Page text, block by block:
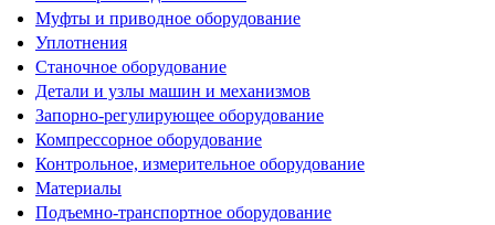
Муфты и приводное оборудование
Уплотнения
Станочное оборудование
Детали и узлы машин и механизмов
Запорно-регулирующее оборудование
Компрессорное оборудование
Контрольное, измерительное оборудование
Материалы
Подъемно-транспортное оборудование